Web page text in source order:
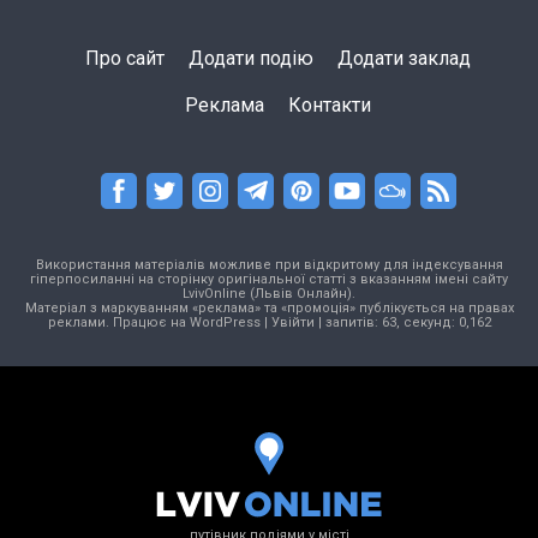
Про сайт Додати подію Додати заклад
Реклама Контакти
Використання матеріалів можливе при відкритому для індексування
гіперпосиланні на сторінку оригінальної статті з вказанням імені сайту
LvivOnline (Львів Онлайн).
Матеріал з маркуванням «реклама» та «промоція» публікується на правах
реклами. Працює на WordPress| Увійти | запитів: 63, секунд: 0,162